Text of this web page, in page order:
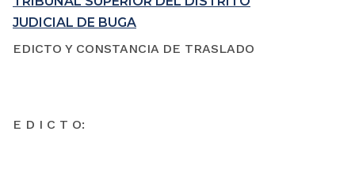
JUDICIAL DE BUGA
EDICTO Y CONSTANCIA DE TRASLADO
E D I C T O: